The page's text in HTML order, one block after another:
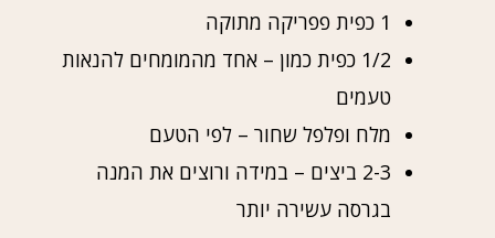
1 כפית פפריקה מתוקה
1/2 כפית כמון – אחד מהמומחים להנאות
טעמים
מלח ופלפל שחור – לפי הטעם
2-3 ביצים – במידה ורוצים את המנה
בגרסה עשירה יותר